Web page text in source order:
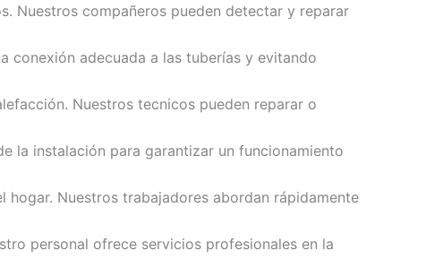
Nuestros compañeros pueden detectar y reparar
conexión adecuada a las tuberías y evitando
Nuestros tecnicos pueden reparar o
la instalación para garantizar un funcionamiento
Nuestros trabajadores abordan rápidamente
personal ofrece servicios profesionales en la